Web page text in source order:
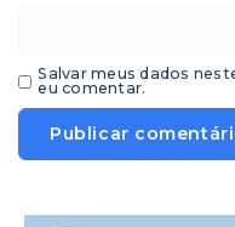
Salvar meus dados
eu comentar.